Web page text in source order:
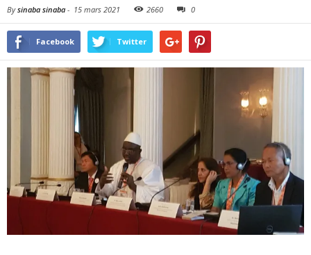
Bysinaba sinaba - 15 mars 2021 2660 0
Facebook Twitter